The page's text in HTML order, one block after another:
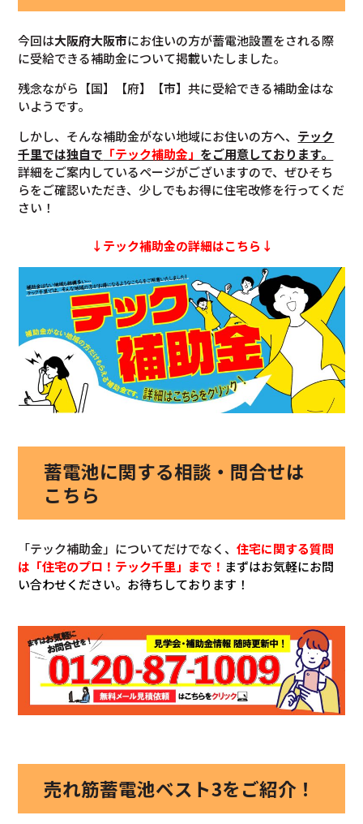
今回は大阪府大阪市にお住いの方が蓄電池設置をされる際
に受給できる補助金について掲載いたしました。
残念ながら【国】【府】【市】共に受給できる補助金はな
いようです。
しかし、そんな補助金がない地域にお住いの方へ、 テック
千里では独自で 「テック補助金」 をご用意しております。
詳細をご案内しているページがございますので、ぜひそち
らをご確認いただき、少しでもお得に住宅改修を行ってくだ
さい！
↓テック補助金の詳細はこちら↓
蓄電池に関する相談・問合せは
こちら
「テック補助金」についてだけでなく、住宅に関する質問
は「住宅のプロ！テック千里」まで！ まずはお気軽にお問
い合わせください。お待ちしております！
売れ筋蓄電池ベスト3をご紹介！